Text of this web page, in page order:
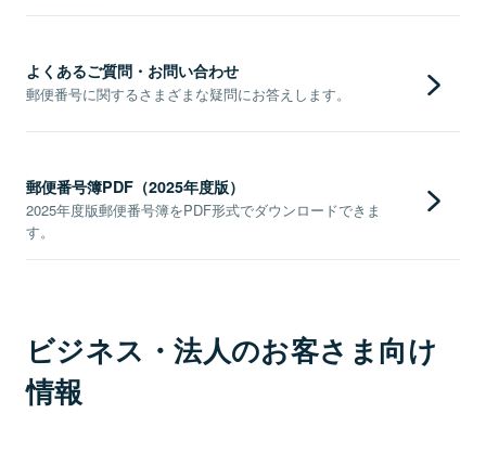
よくあるご質問・お問い合わせ
郵便番号に関するさまざまな疑問にお答えします。
郵便番号簿PDF（2025年度版）
2025年度版郵便番号簿をPDF形式でダウンロードできま
す。
ビジネス・法人のお客さま向け
情報